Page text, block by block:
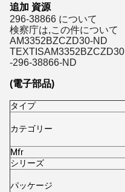
追加 資源
296-38866 について
検察庁は,この件について
AM3352BZCZD30-ND
TEXTISAM3352BZCZD30
-296-38866-ND
(電子部品)
タイプ
カテゴリー
Mfr
シリーズ
パッケージ